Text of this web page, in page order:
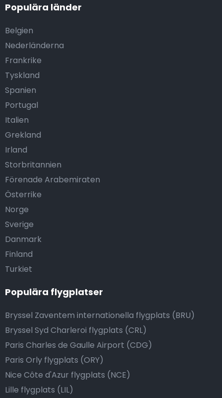
Populära länder
Belgien
Nederländerna
Frankrike
Tyskland
Spanien
Portugal
Italien
Grekland
Irland
Storbritannien
Förenade Arabemiraten
Österrike
Norge
Sverige
Danmark
Finland
Turkiet
Populära flygplatser
Bryssel Zaventem internationella flygplats (BRU)
Bryssel Syd Charleroi flygplats (CRL)
Paris Charles de Gaulle Airport (CDG)
Paris Orly flygplats (ORY)
Nice Côte d'Azur flygplats (NCE)
Lille flygplats (LIL)